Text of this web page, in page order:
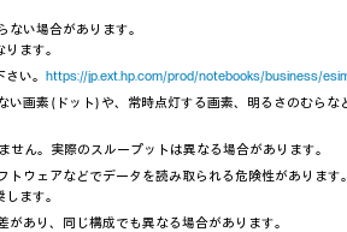
い場合があります。
ます。
い。 https://jp.ext.hp.com/prod/notebooks/business/
画素 (ドット) や、常時点灯する画素、明るさのむら
ん。実際のスループットは異なる場合があります。
ウェアなどでデータを読み取られる危険性がありま
ます。
あり、同じ構成でも異なる場合があります。